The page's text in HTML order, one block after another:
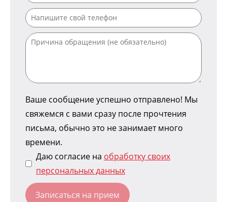
Ваше сообщение успешно отправлено! Мы
свяжемся с вами сразу после прочтения
письма, обычно это не занимает много
времени.
Даю согласие на обработку своих
персональных данных